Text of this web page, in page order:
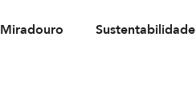
Miradouro Sustentabilidade